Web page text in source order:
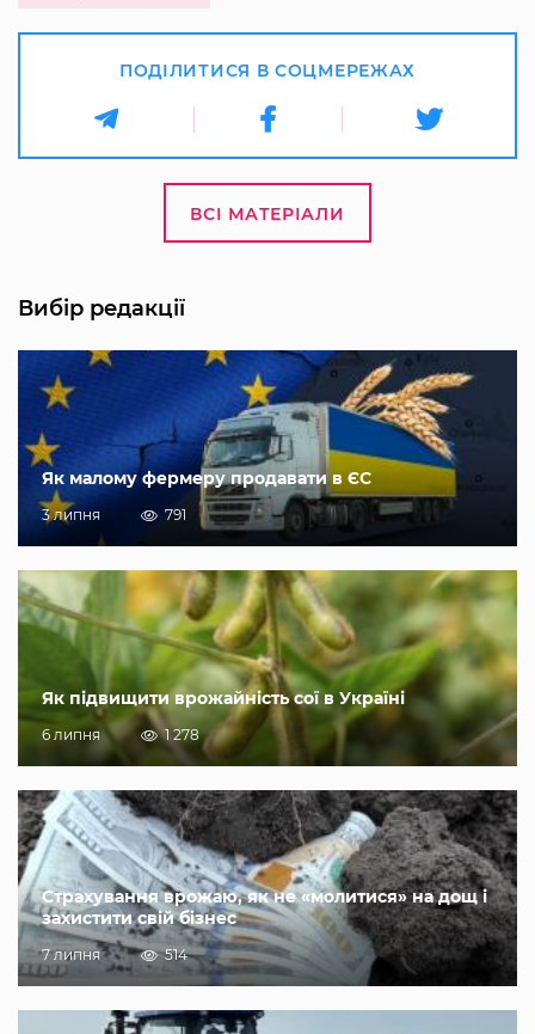
ПОДІЛИТИСЯ В СОЦМЕРЕЖАХ
ВСІ МАТЕРІАЛИ
Вибір редакції
Як малому фермеру продавати в ЄС
3 липня 791
Як підвищити врожайність сої в Україні
6 липня 1 278
Страхування врожаю, як не «молитися» на дощ і
захистити свій бізнес
7 липня 514